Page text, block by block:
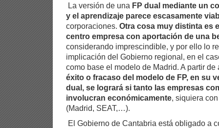
La versión de una FP dual mediante un
y el aprendizaje parece escasamente
corporaciones. Otra cosa muy distinta es
centro empresa con aportación de una
considerando imprescindible, y por ello lo
implicación del Gobierno regional, en el
como base el modelo de Madrid. A partir
éxito o fracaso del modelo de FP, en su
dual, se logrará si tanto las empresas
involucran económicamente, siquiera
(Madrid, SEAT,…).
El Gobierno de Cantabria está obligado a